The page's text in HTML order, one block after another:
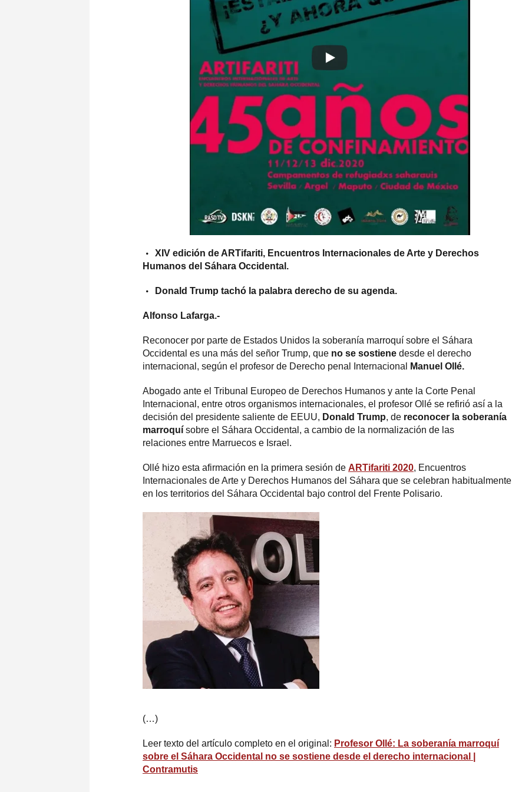
XIV edición de ARTifariti, Encuentros Internacionales de Arte y Derechos
Humanos del Sáhara Occidental.
Donald Trump tachó la palabra derecho de su agenda.
Alfonso Lafarga.-
Reconocer por parte de Estados Unidos la soberanía marroquí sobre el Sáhara
Occidental es una más del señor Trump, que no se sostiene desde el derecho
internacional, según el profesor de Derecho penal Internacional
Manuel Ollé.
Abogado ante el Tribunal Europeo de Derechos Humanos y ante la Corte Penal
Internacional, entre otros organismos internacionales, el profesor Ollé se refirió así a la
decisión del presidente saliente de EEUU, Donald Trump, de reconocer la soberanía
marroquí sobre el Sáhara Occidental, a cambio de la normalización de las
relaciones entre Marruecos e Israel.
Ollé hizo esta afirmación en la primera sesión de ARTifariti 2020, Encuentros
Internacionales de Arte y Derechos Humanos del Sáhara que se celebran habitualmente
en los territorios del Sáhara Occidental bajo control del Frente Polisario.
(…)
Leer texto del artículo completo en el original: Profesor Ollé: La soberanía marroquí
sobre el Sáhara Occidental no se sostiene desde el derecho internacional |
Contramutis